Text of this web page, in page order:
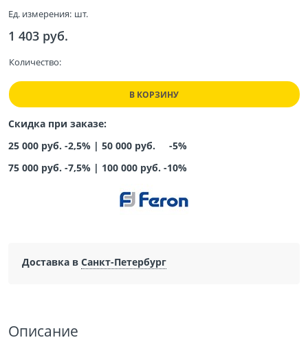
Ед. измерения: шт.
1 403 руб.
Количество:
В КОРЗИНУ
Скидка при заказе:
25 000 руб. -2,5% | 50 000 руб. -5%
75 000 руб. -7,5% | 100 000 руб. -10%
Доставка в Санкт-Петербург
Описание